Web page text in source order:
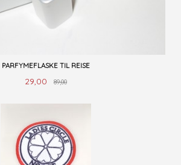
PARFYMEFLASKE TIL REISE
Tilbud
29,00 89,00Rabatt